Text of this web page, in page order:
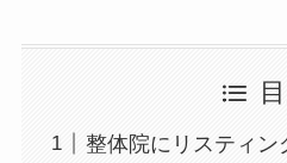
整体院にリスティン